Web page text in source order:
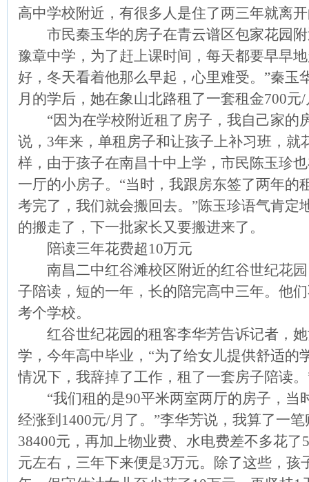
高中学校附近，有很多人是住了两三年就离
市民秦玉华的房子在青云谱区包家花园附
豫章中学，为了赶上课时间，每天都要早早
好，冬天看着他那么早起，心里难受。”秦玉
月的学后，她在象山北路租了一套租金700
“因为在学校附近租了房子，我自己家的
说，3年来，单租房子和让孩子上补习班，就
样，由于孩子在南昌十中上学，市民陈玉珍
一厅的小房子。“当时，我跟房东签了两年的
考完了，我们就会搬回去。”陈玉珍语气肯定
的搬走了，下一批家长又要搬进来了。
陪读三年花费超10万元
南昌二中红谷滩校区附近的红谷世纪花园
子陪读，短的一年，长的陪完高中三年。他
考个学校。
红谷世纪花园的租客李华芳告诉记者，她
学，今年高中毕业，“为了给女儿提供舒适的
情况下，我辞掉了工作，租了一套房子陪读。
“我们租的是90平米两室两厅的房子，当
经涨到1400元/月了。”李华芳说，我算了一
38400元，再加上物业费、水电费差不多花
元左右，三年下来便是3万元。除了这些，孩